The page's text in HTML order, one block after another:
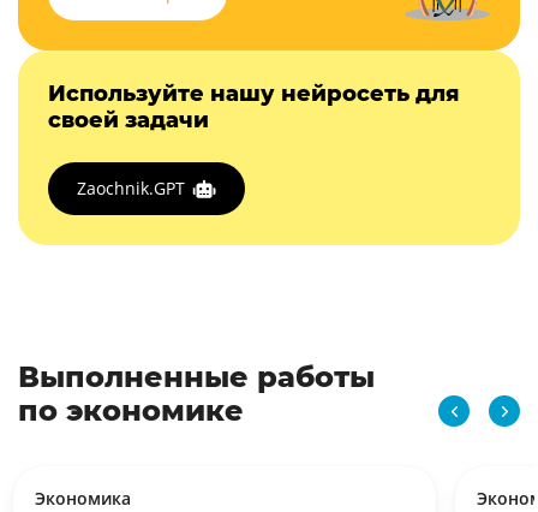
Используйте нашу нейросеть для
своей задачи
Zaochnik.GPT
Выполненные работы
по экономике
Экономика